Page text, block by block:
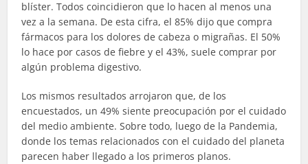
blíster. Todos coincidieron que lo hacen al menos una
vez a la semana. De esta cifra, el 85% dijo que compra
fármacos para los dolores de cabeza o migrañas. El 50%
lo hace por casos de fiebre y el 43%, suele comprar por
algún problema digestivo.
Los mismos resultados arrojaron que, de los
encuestados, un 49% siente preocupación por el cuidado
del medio ambiente. Sobre todo, luego de la Pandemia,
donde los temas relacionados con el cuidado del planeta
parecen haber llegado a los primeros planos.